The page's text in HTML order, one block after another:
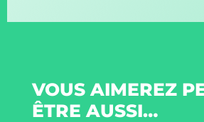
VOUS AIMEREZ
ÊTRE AUSSI…